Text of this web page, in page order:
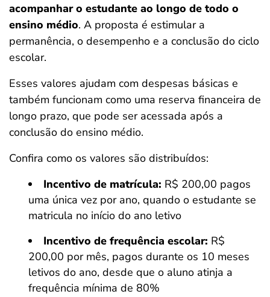
acompanhar o estudante ao longo de todo o
ensino médio. A proposta é estimular a
permanência, o desempenho e a conclusão do ciclo
escolar.
Esses valores ajudam com despesas básicas e
também funcionam como uma reserva financeira de
longo prazo, que pode ser acessada após a
conclusão do ensino médio.
Confira como os valores são distribuídos:
Incentivo de matrícula: R$ 200,00 pagos
uma única vez por ano, quando o estudante se
matricula no início do ano letivo
Incentivo de frequência escolar: R$
200,00 por mês, pagos durante os 10 meses
letivos do ano, desde que o aluno atinja a
frequência mínima de 80%